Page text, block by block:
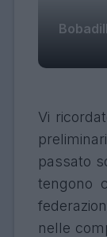
Vi
passato
tengono
nelle